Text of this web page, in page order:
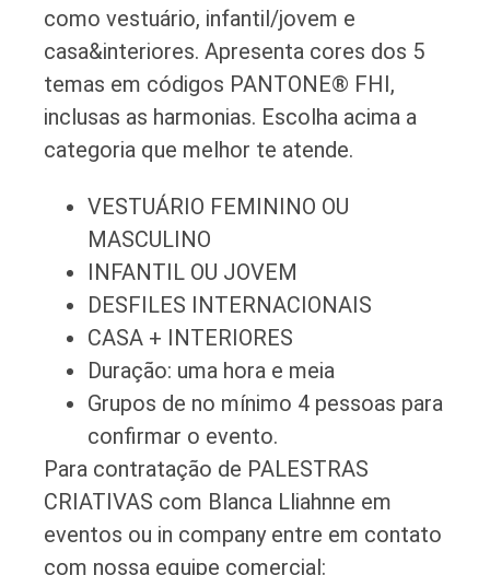
como vestuário, infantil/jovem e
casa&interiores. Apresenta cores dos 5
temas em códigos PANTONE® FHI,
inclusas as harmonias. Escolha acima a
categoria que melhor te atende.
VESTUÁRIO FEMININO OU
MASCULINO
INFANTIL OU JOVEM
DESFILES INTERNACIONAIS
CASA + INTERIORES
Duração: uma hora e meia
Grupos de no mínimo 4 pessoas para
confirmar o evento.
Para contratação de PALESTRAS
CRIATIVAS com Blanca Lliahnne em
eventos ou in company entre em contato
com nossa equipe comercial: